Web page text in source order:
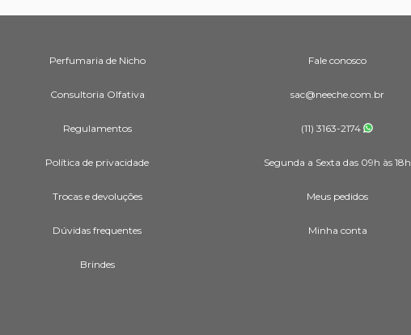
Perfumaria de Nicho
Consultoria Olfativa
Regulamentos
Política de privacidade
Trocas e devoluções
Dúvidas frequentes
Brindes
Fale conosco
sac@neeche.com.br
(11) 3163-2174
Segunda a Sexta das 09h às 18h
Meus pedidos
Minha conta